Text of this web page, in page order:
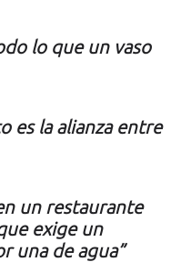
lo que un vaso
es la alianza entre
un restaurante
exige un
una de agua”